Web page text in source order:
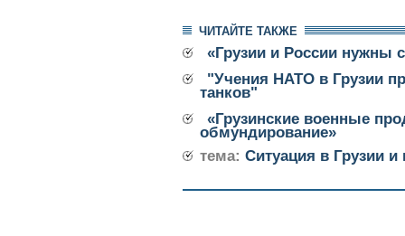
ЧИТАЙТЕ ТАКЖЕ
«Грузии и России нужны
"Учения НАТО в Грузии
танков"
«Грузинские военные
обмундирование»
тема: Ситуация в Грузии